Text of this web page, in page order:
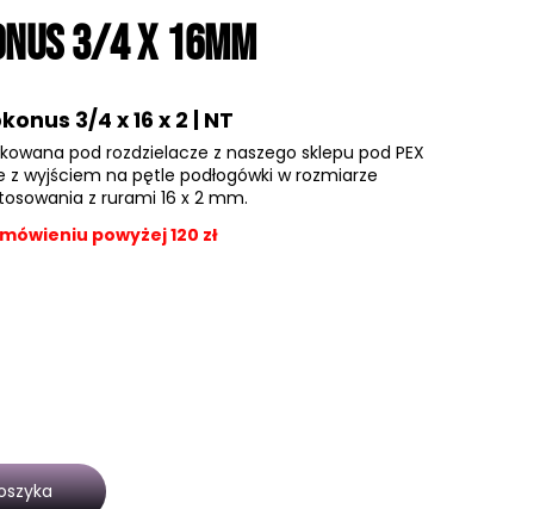
3/4 x 16mm
3/4 x 16 x 2 | NT
pod rozdzielacze z naszego sklepu pod PEX
wyjściem na pętle podłogówki w rozmiarze
z rurami 16 x 2 mm.
powyżej 120 zł